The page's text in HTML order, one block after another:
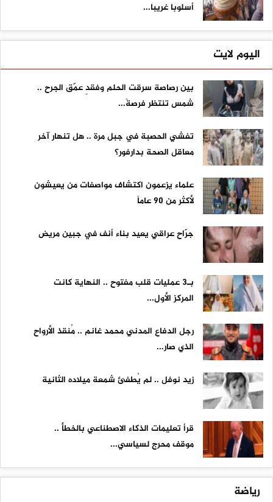
أسلوبا غريبا...
اليوم لايت
بين رصاصة سرقت الحلم وفقدٍ عمّق الجرح ..
شمس تنتظر فرصةً...
تفشي الحصبة في جبل مرة .. هل تنهار آخر
معاقل الصحة بدارفور؟
علماء يزعمون اكتشاف مواصفات من يعيشون
لأكثر من 90 عاماً
جرّاح عراقي يعيد بناء أنف في جبين مريض
بـ3 عمليات قلب مفتوح .. النهاية كانت
المركز الأول...
رجل الدفاع المدني محمد غانم .. مُنقذ الأرواح
الذي صار...
زيد نوفل .. لم يُطفئ شمعة ميلاده الثانية
قرأ تعليمات الذكاء الاصطناعي بالخطأ ..
موقف محرج لسياسي...
رياضة